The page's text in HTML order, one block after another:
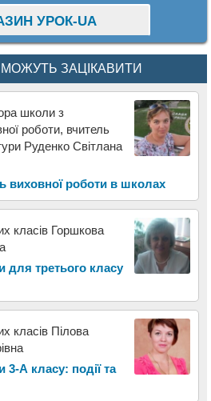
УРОК-UA
ЗАЦІКАВИТИ
школи з
роботи, вчитель
Руденко Світлана
виховної роботи в школах
класів Горшкова
для третього класу
класів Пілова
3-А класу: події та